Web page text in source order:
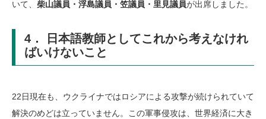
いて、 柴山議員・浮島議員・笠議員・里見議員が出席しました。
4． 日本語教師としてこれから考えなけれ
ばいけないこと
22日現在も、ウクライナではロシアによる攻撃が続けられていて
解決のめどは立っていません。この軍事侵攻は、世界経済に大き